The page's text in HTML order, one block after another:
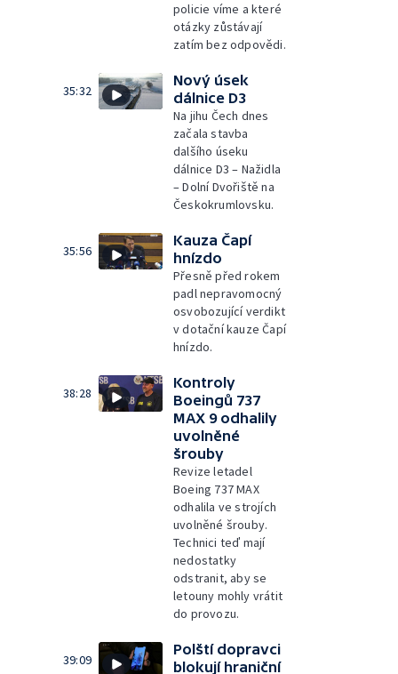
policie víme a které
otázky zůstávají
zatím bez odpovědi.
35:32
Nový úsek
dálnice D3
Na jihu Čech dnes
začala stavba
dalšího úseku
dálnice D3 – Nažidla
– Dolní Dvořiště na
Českokrumlovsku.
35:56
Kauza Čapí
hnízdo
Přesně před rokem
padl nepravomocný
osvobozující verdikt
v dotační kauze Čapí
hnízdo.
38:28
Kontroly
Boeingů 737
MAX 9 odhalily
uvolněné
šrouby
Revize letadel
Boeing 737 MAX
odhalila ve strojích
uvolněné šrouby.
Technici teď mají
nedostatky
odstranit, aby se
letouny mohly vrátit
do provozu.
39:09
Polští dopravci
blokují hraniční